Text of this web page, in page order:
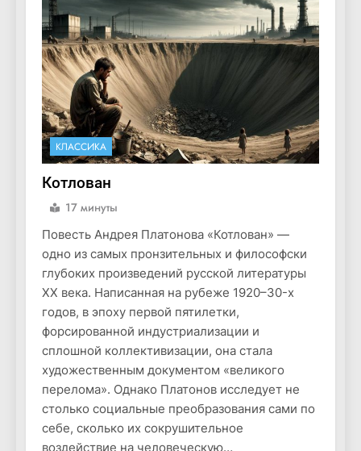
КЛАССИКА
Котлован
17 минуты
Повесть Андрея Платонова «Котлован» —
одно из самых пронзительных и философски
глубоких произведений русской литературы
XX века. Написанная на рубеже 1920–30-х
годов, в эпоху первой пятилетки,
форсированной индустриализации и
сплошной коллективизации, она стала
художественным документом «великого
перелома». Однако Платонов исследует не
столько социальные преобразования сами по
себе, сколько их сокрушительное
воздействие на человеческую…